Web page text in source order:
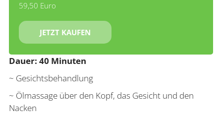
59,50 Euro
JETZT KAUFEN
Dauer: 40 Minuten
~ Gesichtsbehandlung
~ Ölmassage über den Kopf, das Gesicht und den
Nacken